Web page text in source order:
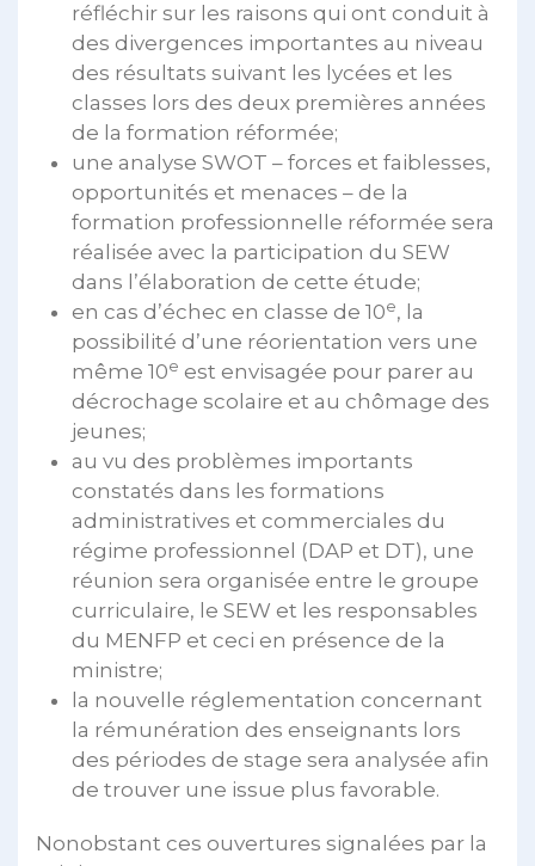
réfléchir sur les raisons qui ont conduit à
des divergences importantes au niveau
des résultats suivant les lycées et les
classes lors des deux premières années
de la formation réformée;
une analyse SWOT – forces et faiblesses,
opportunités et menaces – de la
formation professionnelle réformée sera
réalisée avec la participation du SEW
dans l’élaboration de cette étude;
en cas d’échec en classe de 10e, la
possibilité d’une réorientation vers une
même 10e est envisagée pour parer au
décrochage scolaire et au chômage des
jeunes;
au vu des problèmes importants
constatés dans les formations
administratives et commerciales du
régime professionnel (DAP et DT), une
réunion sera organisée entre le groupe
curriculaire, le SEW et les responsables
du MENFP et ceci en présence de la
ministre;
la nouvelle réglementation concernant
la rémunération des enseignants lors
des périodes de stage sera analysée afin
de trouver une issue plus favorable.
Nonobstant ces ouvertures signalées par la